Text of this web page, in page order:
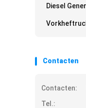
Diesel
Contacten
Contacten:
Tel.: